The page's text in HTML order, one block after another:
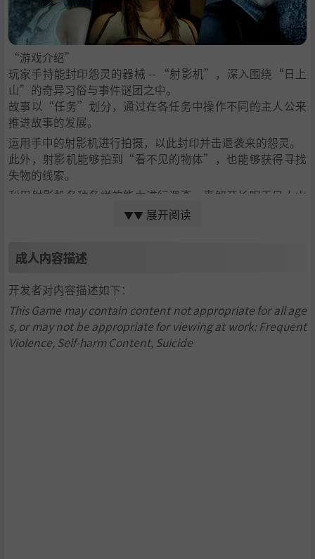
※仅包含游戏正篇《零 ～濡鸦之巫女～》的商品也在贩售
中，请在购买时留意。
※本商品的“数位豪华版组合内容”中包含“零 ～濡鸦之巫
女～ 20周年纪念DLC”的内容。请在购买时留意。
“游戏介绍”
玩家手持能封印怨灵的器械 -- “射影机”，深入围绕“日上
山”的奇异习俗与事件谜团之中。
故事以“任务”划分，通过在各任务中操作不同的主人公来
推进故事的发展。
运用手中的射影机进行拍摄，以此封印并击退袭来的怨灵。
此外，射影机能够拍到“看不见的物体”，也能够获得寻找
失物的线索。
利用射影机各种各样的能力进行调查，来解开长眠于日上山
▼▼ 展开阅读
成人内容描述
开发者对内容描述如下：
This Game may contain content not appropriate for all age
s, or may not be appropriate for viewing at work: Frequent
Violence, Self-harm Content, Suicide